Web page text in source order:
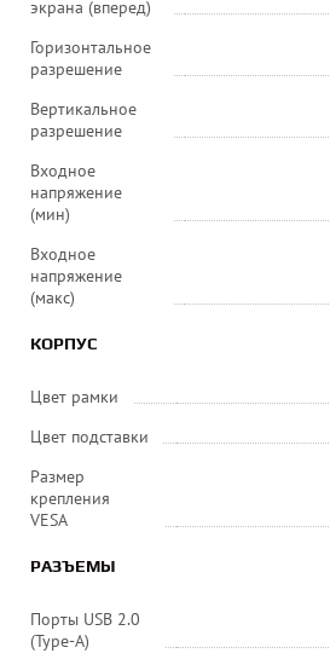
экрана (вперед)
Горизонтальное
разрешение
Вертикальное
разрешение
Входное
напряжение
(мин)
Входное
напряжение
(макс)
КОРПУС
Цвет рамки
Цвет подставки
Размер
крепления
VESA
РАЗЪЕМЫ
Порты USB 2.0
(Type-A)